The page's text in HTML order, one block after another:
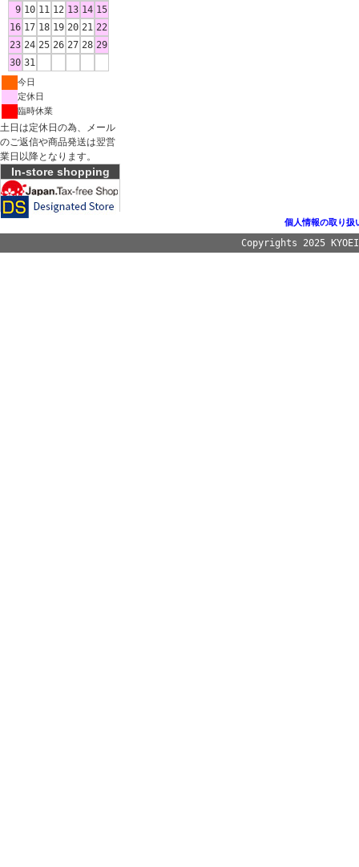
9 10 11 12 13 14 15
16 17 18 19 20 21 22
23 24 25 26 27 28 29
30 31
今日
定休日
臨時休業
土日は定休日の為、メール
のご返信や商品発送は翌営
業日以降となります。
In-store shopping
個人情報の取り扱
Copyrights 2025